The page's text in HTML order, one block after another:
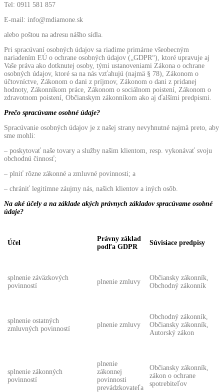
Tel: 0911 581 857
E-mail: info@mdiamone.sk
alebo poštou na adresu nášho sídla.
Pri spracúvaní osobných údajov sa riadime primárne všeobecným
nariadením EÚ o ochrane osobných údajov („GDPR“), ktoré upravuje aj
Vaše práva ako dotknutej osoby, tými ustanoveniami Zákona o ochrane
osobných údajov, ktoré sa na nás vzťahujú (najmä § 78), Zákonom o
účtovníctve, Zákonom o dani z príjmov, Zákonom o dani z pridanej
hodnoty, Zákonníkom práce, Zákonom o sociálnom poistení, Zákonom o
zdravotnom poistení, Občianskym zákonníkom ako aj ďalšími predpismi.
Prečo spracúvame osobné údaje?
Spracúvanie osobných údajov je z našej strany nevyhnutné najmä preto, aby
sme mohli:
– poskytovať naše tovary a služby našim klientom, resp. vykonávať svoju
obchodnú činnosť;
– plniť rôzne zákonné a zmluvné povinnosti; a
– chrániť legitímne záujmy nás, našich klientov a iných osôb.
Na aké účely a na základe akých právnych základov spracúvame osobné
údaje?
Účel
Právny základ
podľa GDPR
Súvisiace predpisy
splnenie záväzkových
povinností
plnenie zmluvy
Občiansky zákonník,
Obchodný zákonník
splnenie ostatných
zmluvných povinností
plnenie zmluvy
Obchodný zákonník,
Občiansky zákonník,
Autorský zákon
splnenie zákonných
povinností
plnenie
zákonnej
povinnosti
prevádzkovateľa
Občiansky zákonník,
zákon o ochrane
spotrebiteľov